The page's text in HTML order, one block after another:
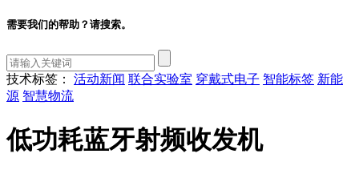
需要我们的帮助？请搜索。
技术标签： 活动新闻 联合实验室 穿戴式电子 智能标签 新能
源 智慧物流
低功耗蓝牙射频收发机